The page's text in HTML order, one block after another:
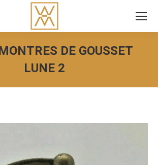
DE GOUSSET
LUNE 2
Vous êtes ici :